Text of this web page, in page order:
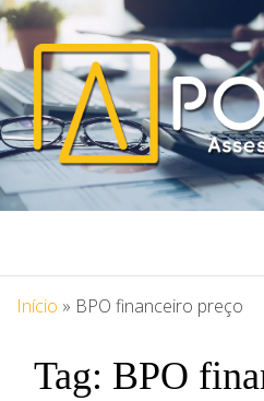
Blog Portal
Início » BPO financeiro preço
Tag: BPO